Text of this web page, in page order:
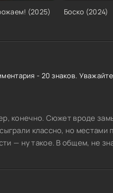
(2025) Боско (2024)
- 20 знаков. Уважайте
конечно. Сюжет вроде
классно, но
— ну такое. В общем, не